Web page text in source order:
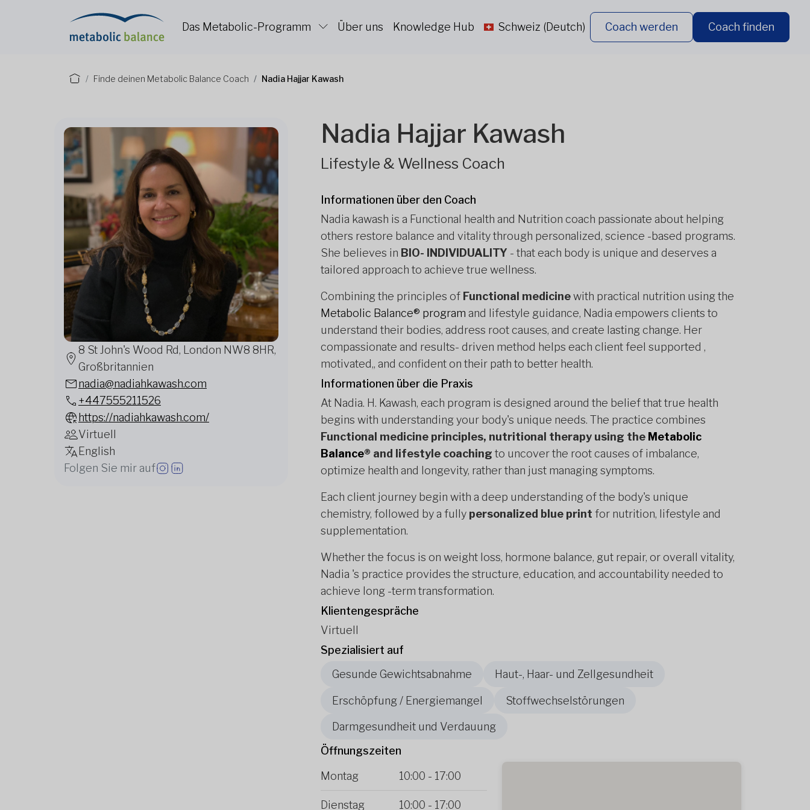
Das Metabolic-Programm Über uns Knowledge Hub Schweiz (Deutch) Coach werden Coach finden
Finde deinen Metabolic Balance Coach Nadia Hajjar Kawash
8 St John's Wood Rd, London NW8 8HR,
Großbritannien
nadia@nadiahkawash.com
+447555211526
https://nadiahkawash.com/
Virtuell
English
Folgen Sie mir auf
Nadia Hajjar Kawash
Lifestyle & Wellness Coach
Informationen über den Coach
Nadia kawash is a Functional health and Nutrition coach passionate about helping
others restore balance and vitality through personalized, science -based programs.
She believes in BIO- INDIVIDUALITY - that each body is unique and deserves a
tailored approach to achieve true wellness.
Combining the principles of Functional medicinewith practical nutrition using the
Metabolic Balance® program and lifestyle guidance, Nadia empowers clients to
understand their bodies, address root causes, and create lasting change. Her
compassionate and results- driven method helps each client feel supported ,
motivated,, and confident on their path to better health.
Informationen über die Praxis
At Nadia. H. Kawash, each program is designed around the belief that true health
begins with understanding your body's unique needs. The practice combines
Functional medicine principles, nutritional therapy using the Metabolic
Balance® and lifestyle coaching to uncover the root causes of imbalance,
optimize health and longevity, rather than just managing symptoms.
Each client journey begin with a deep understanding of the body's unique
chemistry, followed by a fully personalized blue print for nutrition, lifestyle and
supplementation.
Whether the focus is on weight loss, hormone balance, gut repair, or overall vitality,
Nadia 's practice provides the structure, education, and accountability needed to
achieve long -term transformation.
Klientengespräche
Virtuell
Spezialisiert auf
Gesunde Gewichtsabnahme
Haut-, Haar- und Zellgesundheit
Erschöpfung / Energiemangel Stoffwechselstörungen
Darmgesundheit und Verdauung
Öffnungszeiten
Montag
10:00 - 17:00
Dienstag 10:00 - 17:00